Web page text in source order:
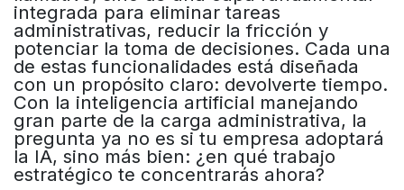
integrada para eliminar tareas
administrativas, reducir la fricción y
potenciar la toma de decisiones. Cada una
de estas funcionalidades está diseñada
con un propósito claro: devolverte tiempo.
Con la inteligencia artificial manejando
gran parte de la carga administrativa, la
pregunta ya no es si tu empresa adoptará
la IA, sino más bien: ¿en qué trabajo
estratégico te concentrarás ahora?